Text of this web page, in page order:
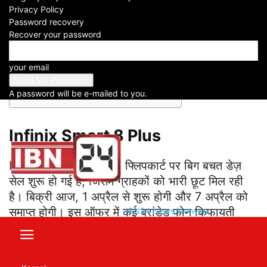
Privacy Policy
Password recovery
Recover your password
your email
A password will be e-mailed to you.
IBN24 News Network
Facebook
Infinix Smart 8 Plus
बैटरी काफी दमदार
Infinix Smart 8 Plus
Infinix Smart 8 Plus: फ्लिपकार्ट पर बिग बचत डेज़
सेल शुरू हो गई है, जिसमें ग्राहकों को भारी छूट मिल रही
है। बिक्री आज, 1 अप्रैल से शुरू होगी और 7 अप्रैल को
समाप्त होगी। इस ऑफर में कई ब्रांडेड फोन किफायती
कीमत पर उपलब्ध हैं, लेकिन अगर आपका बजट कम है तो
आपको